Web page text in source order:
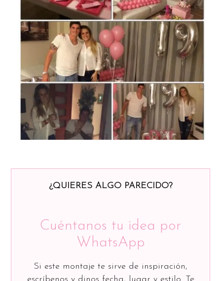
¿QUIERES ALGO PARECIDO?
Cuéntanos tu idea por
WhatsApp
Si este montaje te sirve de inspiración,